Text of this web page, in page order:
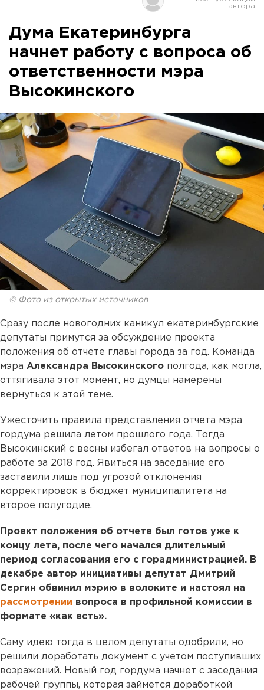
Дума Екатеринбурга
начнет работу с вопроса об
ответственности мэра
Высокинского
© Фото из открытых источников
Сразу после новогодних каникул екатеринбургские
депутаты примутся за обсуждение проекта
положения об отчете главы города за год. Команда
мэра Александра Высокинского полгода, как могла,
оттягивала этот момент, но думцы намерены
вернуться к этой теме.
Ужесточить правила представления отчета мэра
гордума решила летом прошлого года. Тогда
Высокинский с весны избегал ответов на вопросы о
работе за 2018 год. Явиться на заседание его
заставили лишь под угрозой отклонения
корректировок в бюджет муниципалитета на
второе полугодие.
Проект положения об отчете был готов уже к
концу лета, после чего начался длительный
период согласования его с горадминистрацией. В
декабре автор инициативы депутат Дмитрий
Сергин обвинил мэрию в волоките и настоял на
рассмотрении вопроса в профильной комиссии в
формате «как есть».
Саму идею тогда в целом депутаты одобрили, но
решили доработать документ с учетом поступивших
возражений. Новый год гордума начнет с заседания
рабочей группы, которая займется доработкой